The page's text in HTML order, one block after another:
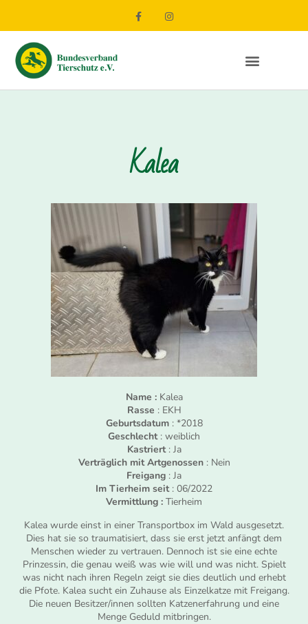
Kalea
Name :Kalea
Rasse : EKH
Geburtsdatum: *2018
Geschlecht: weiblich
Kastriert: Ja
Verträglich mit Artgenossen: Nein
Freigang : Ja
Im Tierheim seit: 06/2022
Vermittlung : Tierheim
Kalea wurde einst in einer Transportbox im Wald ausgesetzt.
Dies hat sie so traumatisiert, dass sie erst jetzt anfängt dem
Menschen wieder zu vertrauen. Dennoch ist sie eine echte
Prinzessin, die genau weiß was wie will und was nicht. Spielt
was nicht nach ihren Regeln zeigt sie dies deutlich und erhebt
die Pfote. Kalea sucht ein Zuhause als Einzelkatze mit Freigang.
Die neuen Besitzer/innen sollten Katzenerfahrung und eine
Menge Geduld mitbringen.